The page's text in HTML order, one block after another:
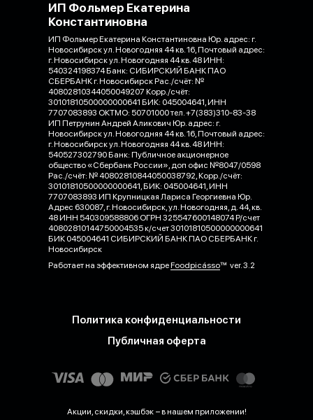
ИП Фольмер Екатерина
Константиновна
ИП Фольмер Екатерина Константиновна Юр. адрес: г.
Новосибирск ул. Новогодняя 44 кв. 16, Почтовый адрес:
г. Новосибирск ул. Новогодняя 44 кв. 48 ИНН:
540324198374 Банк: СИБИРСКИЙ БАНК ПАО
СБЕРБАНК г. Новосибирск Рас./счёт: №
40802810344050049207 Корр./счёт:
30101810500000000641 БИК: 045004641, ИНН
7707083893 ОКТМО: 50701000 тел. +7(383)310-83-38
ИП Петрунин Андрей Аликович Юр. адрес: г.
Новосибирск ул. Новогодняя 44 кв. 16, Почтовый адрес:
г. Новосибирск ул. Новогодняя 44 кв. 48 ИНН:
540527302790 Банк: Публичное акционерное
общество «Сбербанк России», доп офис №8047/0598
Рас./счёт: № 40802810844050038792, Корр./счёт:
30101810500000000641, БИК: 045004641, ИНН
7707083893 ИП Крупницкая Лариса Георгиевна Юр.
Адрес 630087, г. Новосибирск, ул. Новогодняя, д. 44, кв.
48 ИНН 540309588806 ОГРН 325547600148074 Р/счет
40802810144750004535 к/счет 30101810500000000641
БИК 045004641 СИБИРСКИЙ БАНК ПАО СБЕРБАНК г.
Новосибирск
Работает на эффективном ядреFoodpicássover. 3.2
Политика конфиденциальности
Публичная оферта
Акции, скидки, кэшбэк − в нашем приложении!